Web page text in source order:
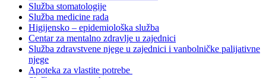
Služba stomatologije
Služba medicine rada
Higijensko – epidemiološka služba
Centar za mentalno zdravlje u zajednici
Služba zdravstvene njege u zajednici i vanbolničke palijativne
njege
Apoteka za vlastite potrebe